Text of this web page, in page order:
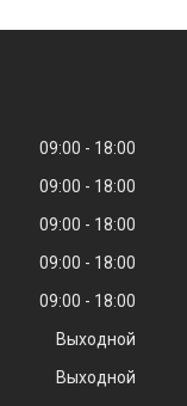
09:00
18:00
09:00
18:00
09:00
18:00
09:00
18:00
09:00
18:00
Выходной
Выходной